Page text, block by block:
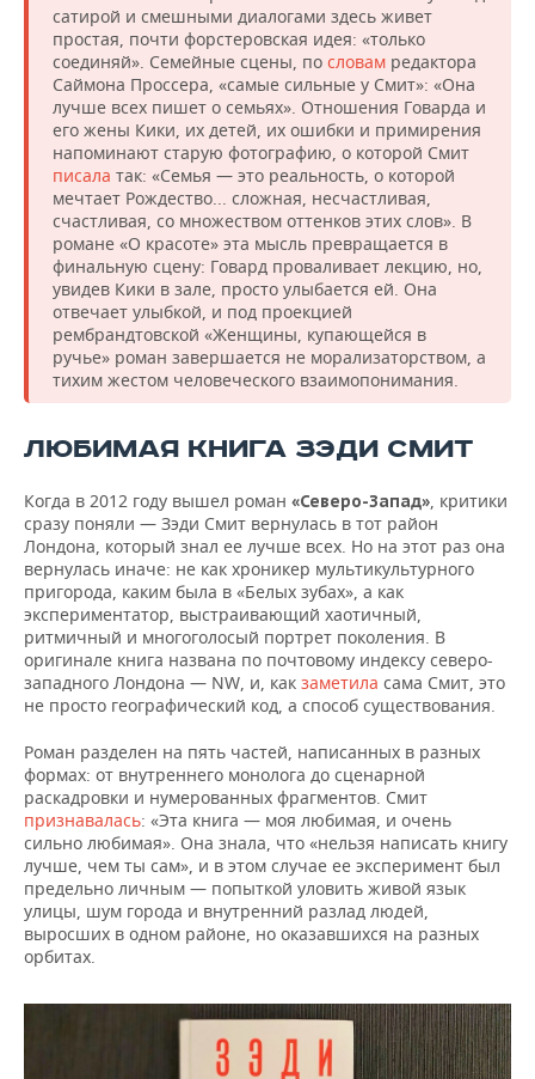
сатирой и смешными диалогами здесь живет
простая, почти форстеровская идея: «только
соединяй». Семейные сцены, по словам редактора
Саймона Проссера, «самые сильные у Смит»: «Она
лучше всех пишет о семьях». Отношения Говарда и
его жены Кики, их детей, их ошибки и примирения
напоминают старую фотографию, о которой Смит
писала так: «Семья — это реальность, о которой
мечтает Рождество... сложная, несчастливая,
счастливая, со множеством оттенков этих слов». В
романе «О красоте» эта мысль превращается в
финальную сцену: Говард проваливает лекцию, но,
увидев Кики в зале, просто улыбается ей. Она
отвечает улыбкой, и под проекцией
рембрандтовской «Женщины, купающейся в
ручье» роман завершается не морализаторством, а
тихим жестом человеческого взаимопонимания.
ЛЮБИМАЯ КНИГА ЗЭДИ СМИТ
Когда в 2012 году вышел роман «Северо-Запад», критики
сразу поняли — Зэди Смит вернулась в тот район
Лондона, который знал ее лучше всех. Но на этот раз она
вернулась иначе: не как хроникер мультикультурного
пригорода, каким была в «Белых зубах», а как
экспериментатор, выстраивающий хаотичный,
ритмичный и многоголосый портрет поколения. В
оригинале книга названа по почтовому индексу северо-
западного Лондона — NW, и, как заметила сама Смит, это
не просто географический код, а способ существования.
Роман разделен на пять частей, написанных в разных
формах: от внутреннего монолога до сценарной
раскадровки и нумерованных фрагментов. Смит
признавалась: «Эта книга — моя любимая, и очень
сильно любимая». Она знала, что «нельзя написать книгу
лучше, чем ты сам», и в этом случае ее эксперимент был
предельно личным — попыткой уловить живой язык
улицы, шум города и внутренний разлад людей,
выросших в одном районе, но оказавшихся на разных
орбитах.